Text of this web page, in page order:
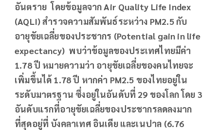
อันตราย โดยข้อมูลจาก Air Quality Life Index
(AQLI) สำรวจความสัมพันธ์ระหว่าง PM2.5 กับ
อายุขัยเฉลี่ยของประชากร (Potential gain in life
expectancy) พบว่าข้อมูลของประเทศไทยมีค่า
1.78 ปี หมายความว่า อายุขัยเฉลี่ยของคนไทยจะ
เพิ่มขึ้นได้ 1.78 ปี หากค่า PM2.5 ของไทยอยู่ใน
ระดับมาตรฐาน ซึ่งอยู่ในอันดับที่ 29 ของโลก โดย 3
อันดับแรกที่อายุขัยเฉลี่ยของประชากรลดลงมาก
ที่สุดอยู่ที่ บังคลาเทศ อินเดีย และเนปาล (6.76